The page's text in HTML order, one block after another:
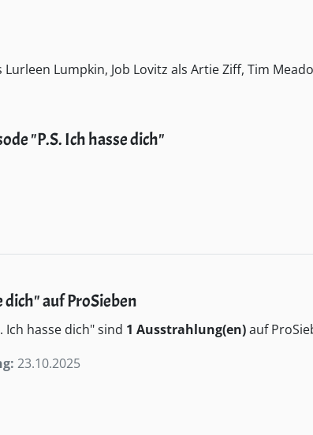
Lurleen Lumpkin, Job Lovitz als Artie Ziff, Tim
"P.S. Ich hasse dich"
dich" auf ProSieben
Ich hasse dich" sind 1 Ausstrahlung(en)auf
23.10.2025